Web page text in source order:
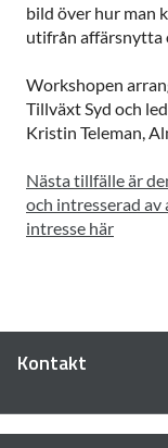
bild över hur man
utifrån affärsnytta
Workshopen
Tillväxt Syd och
Kristin Teleman,
Nästa tillfälle är
och intresserad av
intresse här
Kontakt